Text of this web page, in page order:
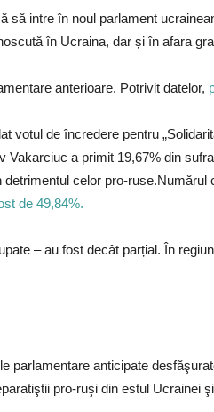
să intre în noul parlament
în Ucraina, dar și în afara
anterioare. Potrivit datelor,
votul de încredere pentru
Vakarciuc a primit 19,67% din
celor pro-
de 49,84%.
– au fost decât parțial. În
parlamentare anticipate
pro-ruşi din estul Ucrainei